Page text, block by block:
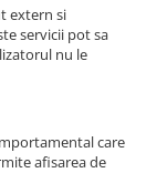
extern si
servicii pot sa
nu le
care
afisarea de